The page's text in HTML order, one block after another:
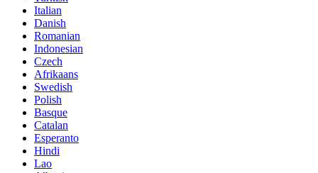
Italian
Danish
Romanian
Indonesian
Czech
Afrikaans
Swedish
Polish
Basque
Catalan
Esperanto
Hindi
Lao